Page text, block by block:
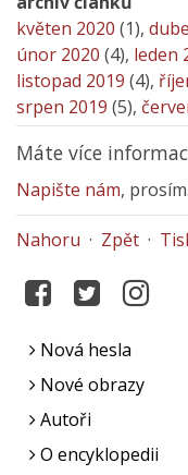
květen 2020 (1),
únor 2020 (4), leden
listopad 2019 (4),
srpen 2019 (5),
Máte více
Napište nám,
Nahoru · Zpět ·
Nová hesla
Nové obrazy
Autoři
O encyklopedii